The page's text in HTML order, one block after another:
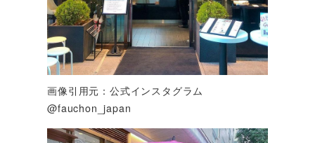
画像引用元：公式インスタグラム
@fauchon_japan